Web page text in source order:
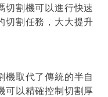
切割機可以進行快速
切割任務，大大提升
機取代了傳統的半自
可以精確控制切割厚